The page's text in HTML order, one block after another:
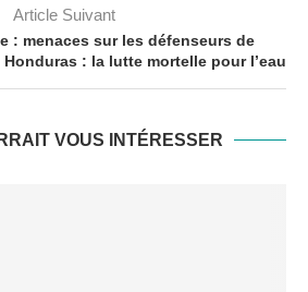
Article Suivant
: menaces sur les défenseurs de
Honduras : la lutte mortelle pour l’eau
VOUS INTÉRESSER